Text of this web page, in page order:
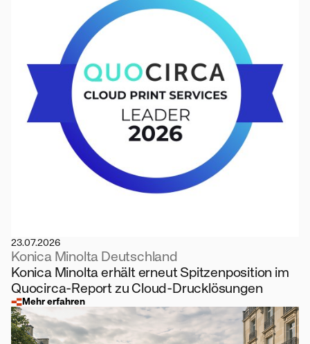
23.07.2026
Konica Minolta Deutschland
Konica Minolta erhält erneut Spitzenposition im
Quocirca-Report zu Cloud-Drucklösungen
Mehr erfahren